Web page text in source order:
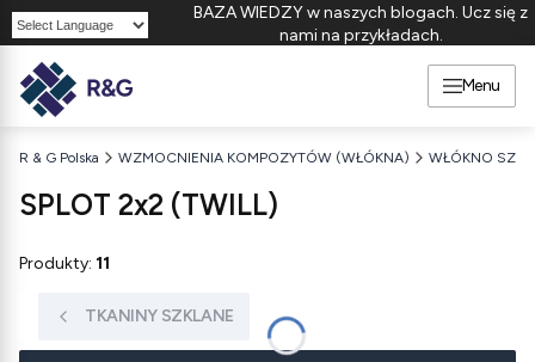
Powered by
BAZA WIEDZY w naszych blogach. Ucz się z
nami na przykładach.
Menu
R & G Polska WZMOCNIENIA KOMPOZYTÓW (WŁÓKNA) WŁÓKNO
SPLOT 2x2 (TWILL)
Produkty: 11
TKANINY SZKLANE